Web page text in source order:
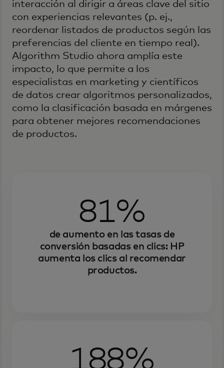
interacción al dirigir a áreas clave del sitio
con experiencias relevantes (p. ej.,
reordenar listados de productos según las
preferencias del cliente en tiempo real).
Algorithm Studio ahora amplía este
impacto, lo que permite a los
especialistas en marketing y científicos
de datos crear algoritmos personalizados,
como la clasificación basada en márgenes
para obtener mejores recomendaciones
de productos.
81%
de aumento en las tasas de
conversión basadas en clics: HP
aumenta los clics al recomendar
productos.
188%